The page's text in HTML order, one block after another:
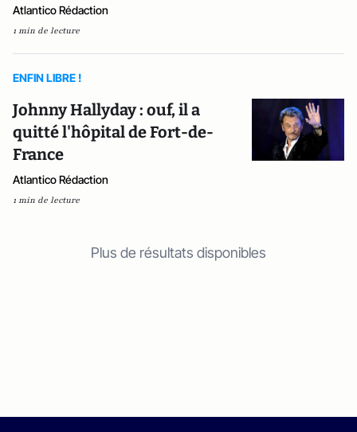
Atlantico Rédaction
1 min de lecture
ENFIN LIBRE !
Johnny Hallyday : ouf, il a
quitté l'hôpital de Fort-de-
France
Atlantico Rédaction
1 min de lecture
Plus de résultats disponibles